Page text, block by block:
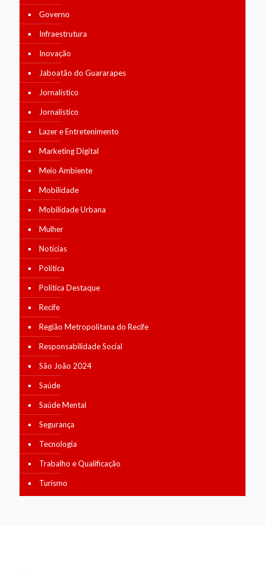
Governo
Infraestrutura
Inovação
Jaboatão do Guararapes
Jornalístico
Jornalístico
Lazer e Entretenimento
Marketing Digital
Meio Ambiente
Mobilidade
Mobilidade Urbana
Mulher
Notícias
Política
Política Destaque
Recife
Região Metropolitana do Recife
Responsabilidade Social
São João 2024
Saúde
Saúde Mental
Segurança
Tecnologia
Trabalho e Qualificação
Turismo